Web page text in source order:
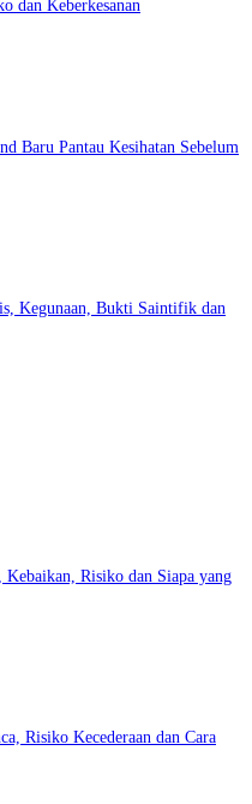
dan Keberkesanan
Baru Pantau Kesihatan Sebelum
Kegunaan, Bukti Saintifik dan
Risiko dan Siapa yang
Risiko Kecederaan dan Cara